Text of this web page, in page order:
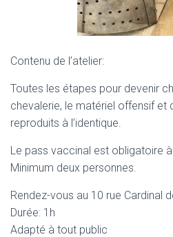
Contenu de l’atelier:
Toutes les étapes pour devenir
chevalerie, le matériel offensif et
reproduits à l’identique.
Le pass vaccinal est obligatoire
Minimum deux personnes.
Rendez-vous au 10 rue Cardinal
Durée: 1h
Adapté à tout public